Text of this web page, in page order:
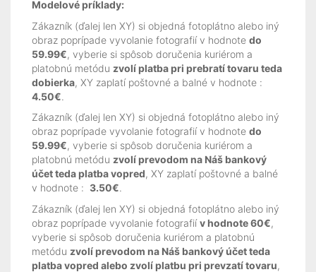
Modelové príklady:
Zákazník (ďalej len XY) si objedná fotoplátno alebo iný
obraz poprípade vyvolanie fotografií v hodnote do
59.99€, vyberie si spôsob doručenia kuriérom a
platobnú metódu zvolí platba pri prebratí tovaru teda
dobierka, XY zaplatí poštovné a balné v hodnote :
4.50€.
Zákazník (ďalej len XY) si objedná fotoplátno alebo iný
obraz poprípade vyvolanie fotografií v hodnote do
59.99€, vyberie si spôsob doručenia kuriérom a
platobnú metódu zvolí prevodom na Náš bankový
účet teda platba vopred, XY zaplatí poštovné a balné
v hodnote : 3.50€.
Zákazník (ďalej len XY) si objedná fotoplátno alebo iný
obraz poprípade vyvolanie fotografiív hodnote 60€,
vyberie si spôsob doručenia kuriérom a platobnú
metódu zvolí prevodom na Náš bankový účet teda
platba vopred alebo zvolí platbu pri prevzatí tovaru,